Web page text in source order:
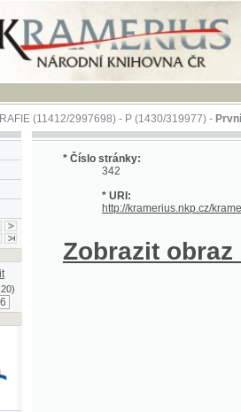
(11412/2997698) -P (1430/319977)-První Češka
* Číslo stránky:
342
* URI:
http://kramerius.nkp.cz/kramerius/
Zobrazit obraz